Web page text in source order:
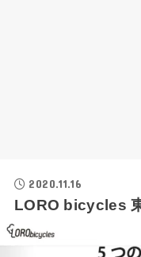
2020.11.16
LORO bicycles